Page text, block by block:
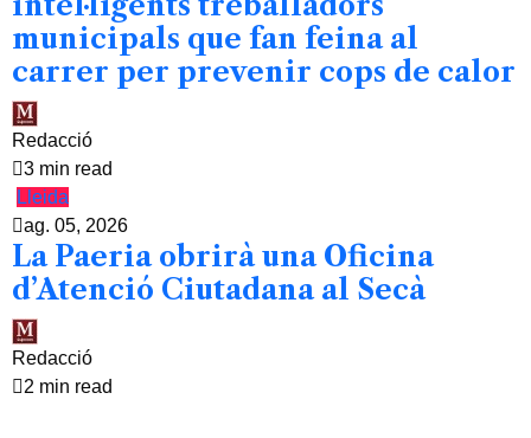
municipals que fan feina al
carrer per prevenir cops de calor
Redacció
3 min read
Lleida
ag. 05, 2026
La Paeria obrirà una Oficina
d’Atenció Ciutadana al Secà
Redacció
2 min read